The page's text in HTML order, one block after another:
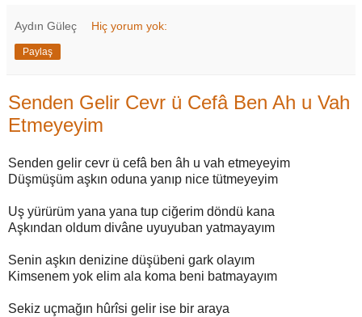
Aydın Güleç Hiç yorum yok:
Paylaş
Senden Gelir Cevr ü Cefâ Ben Ah u Vah
Etmeyeyim
Senden gelir cevr ü cefâ ben âh u vah etmeyeyim
Düşmüşüm aşkın oduna yanıp nice tütmeyeyim
Uş yürürüm yana yana tup ciğerim döndü kana
Aşkından oldum divâne uyuyuban yatmayayım
Senin aşkın denizine düşübeni gark olayım
Kimsenem yok elim ala koma beni batmayayım
Sekiz uçmağın hûrîsi gelir ise bir araya